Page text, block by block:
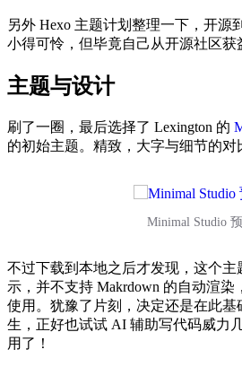
另外 Hexo 主题计划整理一下，开源
小得可怜，但毕竟自己从开源社区获
主题与设计
刷了一圈，最后选择了 Lexington 的
的初始主题。精致，大字与细节的对
Minimal Studio
不过下载到本地之后才发现，这个
示，并不支持 Makrdown 的自动渲染
使用。犹豫了片刻，决定还是在此基
生，正好也试试 AI 辅助写代码威
用了！